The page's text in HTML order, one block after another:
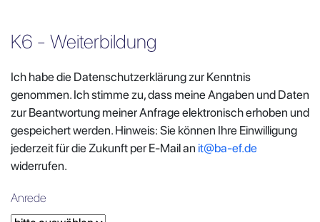
K6 - Weiterbildung
Ich habe die Datenschutzerklärung zur Kenntnis
genommen. Ich stimme zu, dass meine Angaben und Daten
zur Beantwortung meiner Anfrage elektronisch erhoben und
gespeichert werden. Hinweis: Sie können Ihre Einwilligung
jederzeit für die Zukunft per E-Mail an it@ba-ef.de
widerrufen.
Anrede